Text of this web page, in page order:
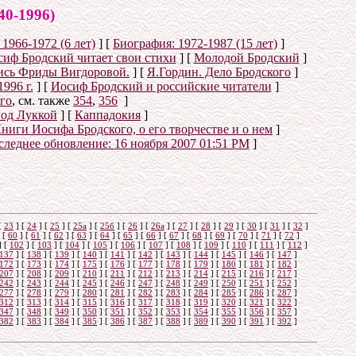
1996)
1972 (6 лет)] [Биография: 1972-1987 (15 лет)]
Бродский читает свои стихи] [Молодой Бродский]
Фриды Вигдоровой.] [Я.Гордин. Дело Бродского ]
г.] [Иосиф Бродский и российские читатели ]
, см. также 354,356]
Луккой ] [Каппадокия]
Иосифа Бродского, о его творчестве и о нем]
обновление:16 ноября 2007 01:51 PM]
23 ] [24] [25 ] [ 25а] [25б ] [26] [26a] [ 27] [28] [29 ] [30] [31 ] [ 32]
[ 60 ] [61] [ 62] [ 63 ] [64 ] [65 ] [ 66] [ 67 ] [68] [69 ] [ 70] [71] [72]
[102] [ 103] [ 104 ] [ 105] [106 ] [ 107] [108] [109 ] [110] [ 111 ] [112 ]
137 ] [138 ] [ 139] [ 140 ] [141] [ 142 ] [143 ] [ 144] [ 145 ] [146] [ 147 ]
172] [173] [174 ] [175 ] [ 176] [177 ] [178 ] [179] [180] [ 181] [ 182]
207] [ 208] [ 209 ] [210 ] [211] [ 212] [ 213] [214 ] [215] [216] [ 217 ]
242 ] [243 ] [244 ] [ 245] [ 246] [247] [ 248 ] [ 249 ] [ 250 ] [ 251] [252]
277 ] [ 278] [ 279 ] [280] [ 281 ] [ 282] [ 283 ] [ 284] [285 ] [286 ] [287]
312 ] [313 ] [314] [ 315 ] [316] [ 317] [318] [319 ] [ 320] [321] [ 322]
347 ] [348] [ 349] [ 350 ] [351] [ 352 ] [353 ] [ 354] [ 355 ] [356] [ 357 ]
382] [383] [384 ] [ 385 ] [386 ] [387 ] [ 388] [389] [390] [391] [ 392]